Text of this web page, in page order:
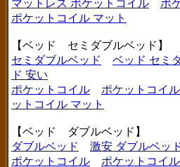
マットレス ポケットコイル
ポ
ポケットコイル マット
【ベッド セミダブルベッド】
セミダブルベッド
ベッド セミ
ド 安い
ポケットコイル
ポケットコイ
ットコイル マット
【ベッド ダブルベッド】
ダブルベッド
激安 ダブルベッ
ポケットコイル
ポケットコイ